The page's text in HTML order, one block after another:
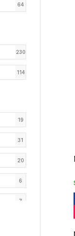
64
230
114
19
31
20
6
7